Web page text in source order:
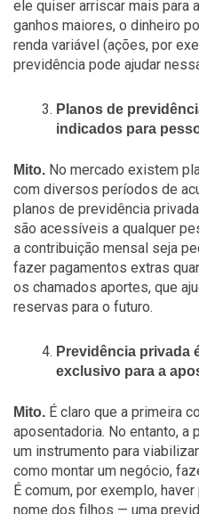
ele quiser arriscar mais para
ganhos maiores, o dinheiro
renda variável (ações, por
previdência pode ajudar
Planos de
indicados para
Mito. No mercado existem
com diversos períodos de
planos de previdência
são acessíveis a qualquer
a contribuição mensal seja
fazer pagamentos extras
os chamados aportes, que
reservas para o futuro.
Previdência privada
exclusivo para a
Mito. É claro que a primeira
aposentadoria. No entanto, a
um instrumento para
como montar um negócio,
É comum, por exemplo,
nome dos filhos — uma